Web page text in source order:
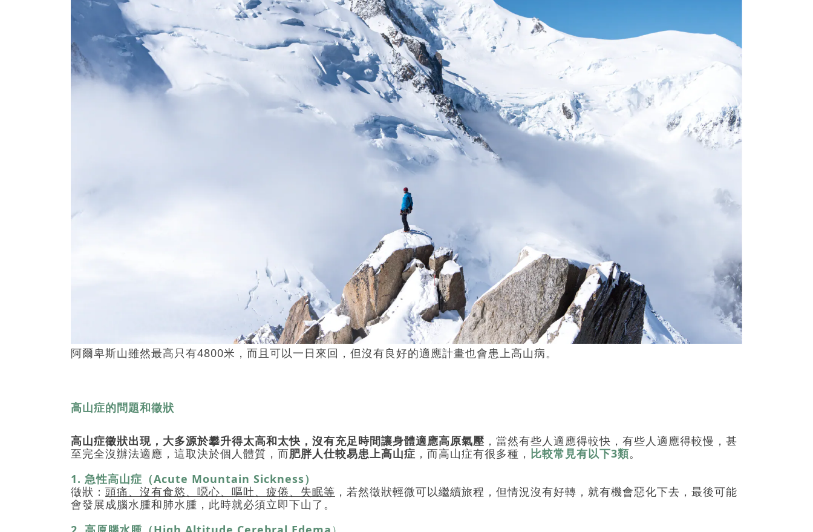
阿爾卑斯山雖然最高只有4800米，而且可以一日來回，但沒有良好的適應計畫也會患上高山病。
高山症的問題和徵狀
高山症徵狀出現，大多源於攀升得太高和太快，沒有充足時間讓身體適應高原氣壓 ，當然有些人適應得較快，有些人適應得較慢，甚
至完全沒辦法適應，這取決於個人體質，而肥胖人仕較易患上高山症 ，而高山症有很多種， 比較常見有以下3類。
1. 急性高山症（Acute Mountain Sickness）
徵狀： 頭痛、沒有食慾、噁心、嘔吐、疲倦、失眠等 ，若然徵狀輕微可以繼續旅程，但情況沒有好轉，就有機會惡化下去，最後可能
會發展成腦水腫和肺水腫，此時就必須立即下山了。